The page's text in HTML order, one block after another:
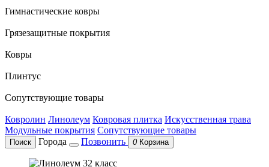
Гимнастические ковры
Грязезащитные покрытия
Ковры
Плинтус
Сопутствующие товары
Ковролин Линолеум Ковровая плитка Искусственная трава
Модульные покрытия Сопутствующие товары
Поиск Города Позвонить 0 Корзина